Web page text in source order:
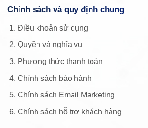
Chính sách và quy định chung
Điều khoản sử dụng
Quyền và nghĩa vụ
Phương thức thanh toán
Chính sách bảo hành
Chính sách Email Marketing
Chính sách hỗ trợ khách hàng